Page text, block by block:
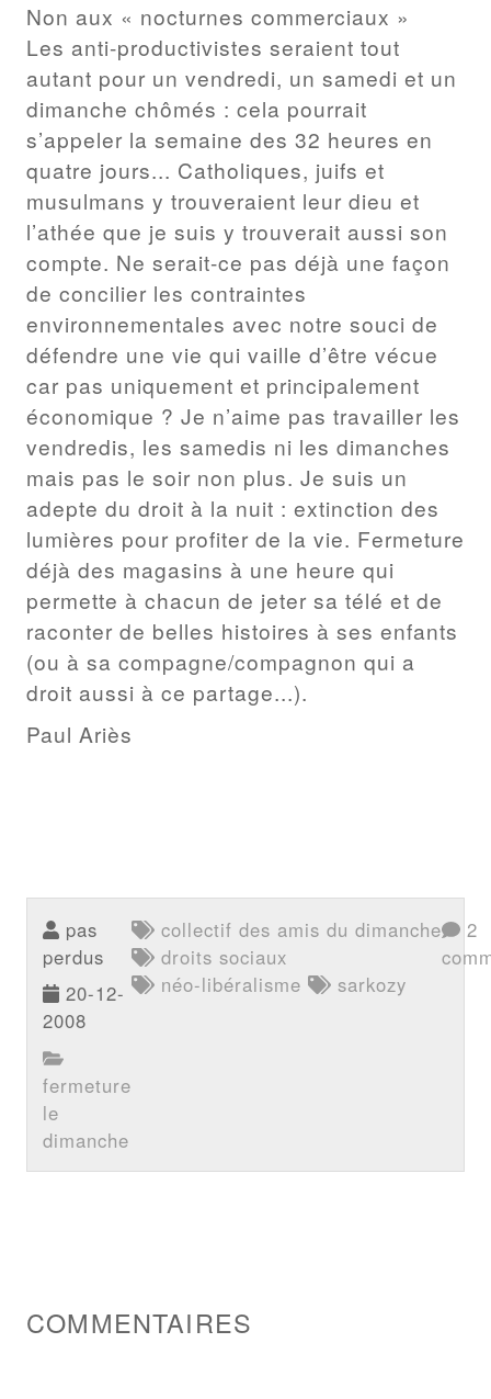
Non aux « nocturnes commerciaux »
Les anti-productivistes seraient tout
autant pour un vendredi, un samedi et un
dimanche chômés : cela pourrait
s’appeler la semaine des 32 heures en
quatre jours... Catholiques, juifs et
musulmans y trouveraient leur dieu et
l’athée que je suis y trouverait aussi son
compte. Ne serait-ce pas déjà une façon
de concilier les contraintes
environnementales avec notre souci de
défendre une vie qui vaille d’être vécue
car pas uniquement et principalement
économique ? Je n’aime pas travailler les
vendredis, les samedis ni les dimanches
mais pas le soir non plus. Je suis un
adepte du droit à la nuit : extinction des
lumières pour profiter de la vie. Fermeture
déjà des magasins à une heure qui
permette à chacun de jeter sa télé et de
raconter de belles histoires à ses enfants
(ou à sa compagne/compagnon qui a
droit aussi à ce partage...).
Paul Ariès
pas
perdus
20-12-
2008
fermeture
le
dimanche
collectif des amis du dimanche
droits sociaux
néo-libéralisme
sarkozy
2
COMMENTAIRES